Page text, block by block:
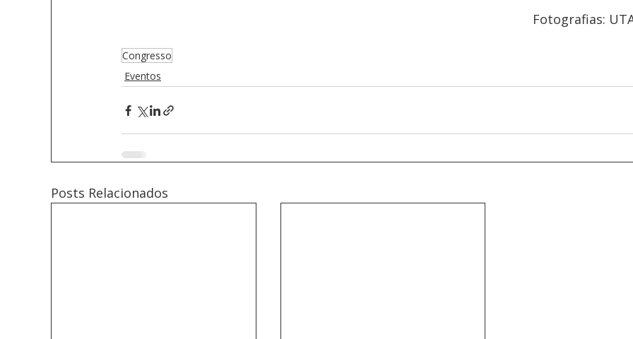
Fotografias:
Congresso
Eventos
Posts Relacionados